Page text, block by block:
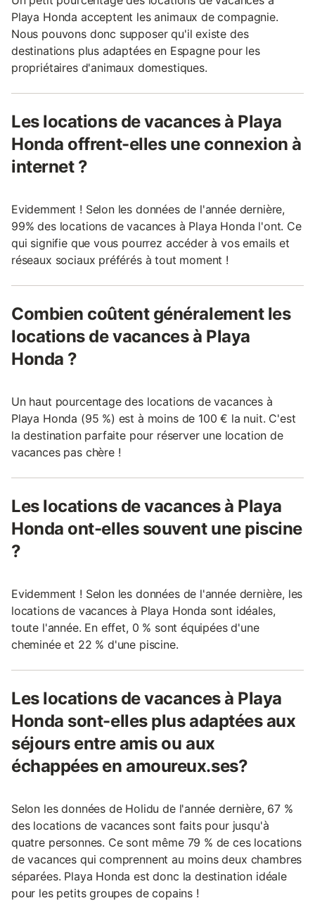
Playa Honda acceptent les animaux de compagnie.
Nous pouvons donc supposer qu'il existe des
destinations plus adaptées en Espagne pour les
propriétaires d'animaux domestiques.
Les locations de vacances à Playa
Honda offrent-elles une connexion à
internet ?
Evidemment ! Selon les données de l'année dernière,
99% des locations de vacances à Playa Honda l'ont. Ce
qui signifie que vous pourrez accéder à vos emails et
réseaux sociaux préférés à tout moment !
Combien coûtent généralement les
locations de vacances à Playa
Honda ?
Un haut pourcentage des locations de vacances à
Playa Honda (95 %) est à moins de 100 € la nuit. C'est
la destination parfaite pour réserver une location de
vacances pas chère !
Les locations de vacances à Playa
Honda ont-elles souvent une piscine
?
Evidemment ! Selon les données de l'année dernière, les
locations de vacances à Playa Honda sont idéales,
toute l'année. En effet, 0 % sont équipées d'une
cheminée et 22 % d'une piscine.
Les locations de vacances à Playa
Honda sont-elles plus adaptées aux
séjours entre amis ou aux
échappées en amoureux.ses?
Selon les données de Holidu de l'année dernière, 67 %
des locations de vacances sont faits pour jusqu'à
quatre personnes. Ce sont même 79 % de ces locations
de vacances qui comprennent au moins deux chambres
séparées. Playa Honda est donc la destination idéale
pour les petits groupes de copains !